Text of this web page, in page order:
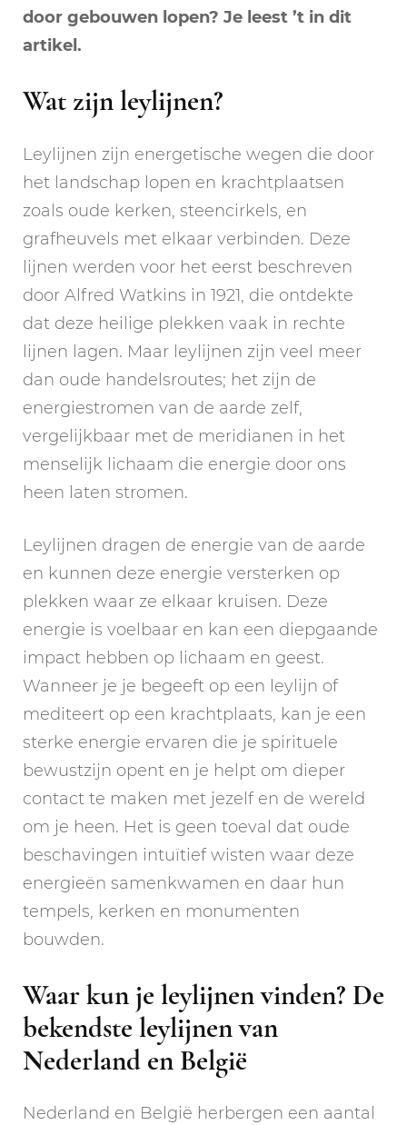
door gebouwen lopen? Je leest ’t in dit
artikel.
Wat zijn leylijnen?
Leylijnen zijn energetische wegen die door
het landschap lopen en krachtplaatsen
zoals oude kerken, steencirkels, en
grafheuvels met elkaar verbinden. Deze
lijnen werden voor het eerst beschreven
door Alfred Watkins in 1921, die ontdekte
dat deze heilige plekken vaak in rechte
lijnen lagen. Maar leylijnen zijn veel meer
dan oude handelsroutes; het zijn de
energiestromen van de aarde zelf,
vergelijkbaar met de meridianen in het
menselijk lichaam die energie door ons
heen laten stromen.
Leylijnen dragen de energie van de aarde
en kunnen deze energie versterken op
plekken waar ze elkaar kruisen. Deze
energie is voelbaar en kan een diepgaande
impact hebben op lichaam en geest.
Wanneer je je begeeft op een leylijn of
mediteert op een krachtplaats, kan je een
sterke energie ervaren die je spirituele
bewustzijn opent en je helpt om dieper
contact te maken met jezelf en de wereld
om je heen. Het is geen toeval dat oude
beschavingen intuïtief wisten waar deze
energieën samenkwamen en daar hun
tempels, kerken en monumenten
bouwden.
Waar kun je leylijnen vinden? De
bekendste leylijnen van
Nederland en België
Nederland en België herbergen een aantal